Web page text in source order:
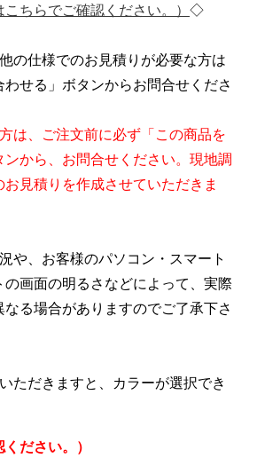
ちらでご確認ください。） ◇
の仕様でのお見積りが必要な方は
わせる」ボタンからお問合せくださ
は、ご注文前に必ず「この商品を
から、お問合せください。現地調
見積りを作成させていただきま
や、お客様のパソコン・スマート
の画面の明るさなどによって、実際
る場合がありますのでご了承下さ
ただきますと、カラーが選択でき
ださい。）